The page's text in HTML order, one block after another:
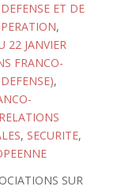
ET DE
,
22 JANVIER
FRANCO-
,
RELATIONS
, SECURITE,
SUR